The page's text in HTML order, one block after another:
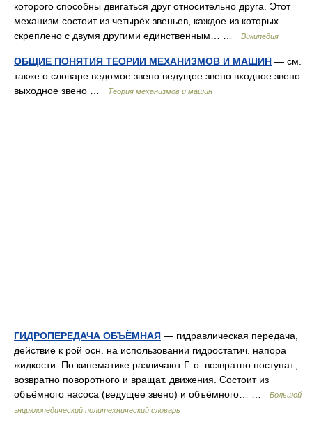
которого способны двигаться друг относительно друга. Этот
механизм состоит из четырёх звеньев, каждое из которых
скреплено с двумя другими единственным… …
Википедия
ОБЩИЕ ПОНЯТИЯ ТЕОРИИ МЕХАНИЗМОВ И МАШИН — см.
также о словаре ведомое звено ведущее звено входное звено
выходное звено …
Теория механизмов и машин
ГИДРОПЕРЕДАЧА ОБЪЁМНАЯ — гидравлическая передача,
действие к рой осн. на использовании гидростатич. напора
жидкости. По кинематике различают Г. о. возвратно поступат.,
возвратно поворотного и вращат. движения. Состоит из
объёмного насоса (ведущее звено) и объёмного… …
Большой
энциклопедический политехнический словарь